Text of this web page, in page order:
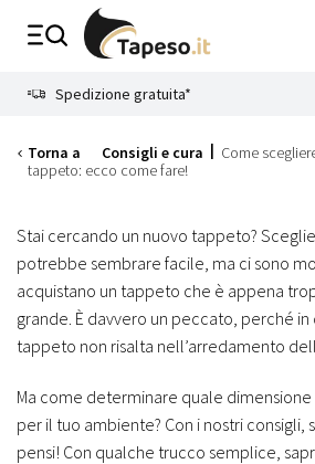
Spedizione gratuita*
Torna a Consigli e cura
Come
tappeto: ecco come fare!
Stai cercando un nuovo tappeto?
potrebbe sembrare facile, ma ci sono
acquistano un tappeto che è appena
grande. È davvero un peccato, perché
tappeto non risalta nell’arredamento
Ma come determinare quale
per il tuo ambiente? Con i nostri consigli,
pensi! Con qualche trucco semplice,